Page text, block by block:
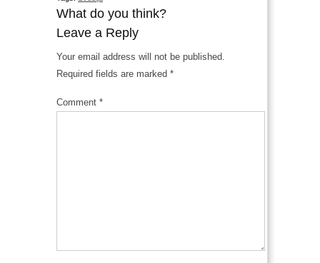
What do you think?
Leave a Reply
Your email address will not be published.
Required fields are marked *
Comment *